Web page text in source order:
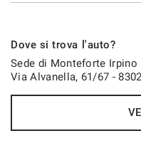
48 Mesi
636€/mese
Dove si trova l'auto?
Sede di Monteforte Irpino
Via Alvanella, 61/67 -